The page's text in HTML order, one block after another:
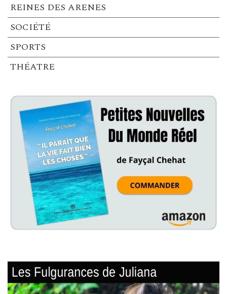
REINES DES ARENES
SOCIÉTÉ
SPORTS
THÉATRE